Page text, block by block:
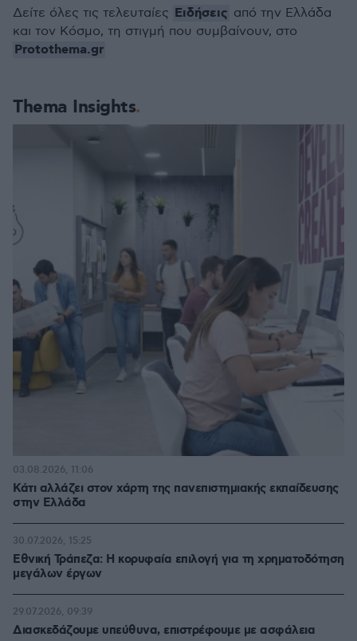
Thema Insights
Κάτι αλλάζει στον χάρτη της πανεπιστημιακής εκπαίδευσης
στην Ελλάδα
03.08.2026, 11:06
Εθνική Τράπεζα: Η κορυφαία επιλογή για τη χρηματοδότηση
μεγάλων έργων
30.07.2026, 15:25
Διασκεδάζουμε υπεύθυνα, επιστρέφουμε με ασφάλεια
29.07.2026, 09:39
Δείτε όλες τις τελευταίες Ειδήσεις από την Ελλάδα
και τον Κόσμο, τη στιγμή που συμβαίνουν, στο
Protothema.gr